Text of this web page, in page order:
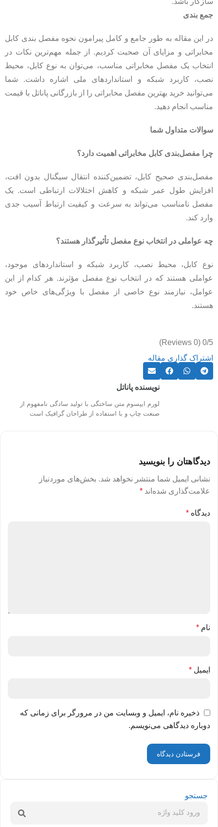
جمع بندی
در این مقاله به طور جامع و کامل پیرامون نحوه مفصل بندی کابل
مخابراتی و مزایای آن صحبت کردیم. از جمله مهم‌ترین نکات در
انتخاب یک مفصل مخابراتی مناسب، می‌توان به نوع کابل، محیط
نصب، کاربرد شبکه و استانداردهای ملی اشاره داشت. شما
می‌توانید خرید بهترین مفصل مخابراتی را از بازرگانی پاناتل با قیمت
مناسب انجام دهید.
سوالات متداول شما
چرا مفصل‌بندی کابل مخابراتی اهمیت دارد؟
مفصل‌بندی صحیح کابل، تضمین‌کننده انتقال سیگنال بدون افت،
افزایش طول عمر شبکه و کاهش اختلالات ارتباطی است. یک
مفصل نامناسب می‌تواند به سرعت و کیفیت ارتباط آسیب جدی
وارد کند.
چه عواملی در انتخاب نوع مفصل تأثیرگذار هستند؟
نوع کابل، محیط نصب، کاربرد شبکه و استانداردهای موجود،
عواملی هستند که در انتخاب نوع مفصل مؤثرند. هر کدام از این
عوامل، نیازمند نوع خاصی از مفصل با ویژگی‌های خاص خود
هستند.
0/5
(0 Reviews)
اشتراک گذاری مقاله
نویسنده پاناتل
لورم ایپسوم متن ساختگی با تولید سادگی نامفهوم از
صنعت چاپ و با استفاده از طراحان گرافیک است
دیدگاهتان را بنویسید
نشانی ایمیل شما منتشر نخواهد شد. بخش‌های موردنیاز
علامت‌گذاری شده‌اند *
دیدگاه *
نام *
ایمیل *
ذخیره نام، ایمیل و وبسایت من در مرورگر برای زمانی که
دوباره دیدگاهی می‌نویسم.
جستجو